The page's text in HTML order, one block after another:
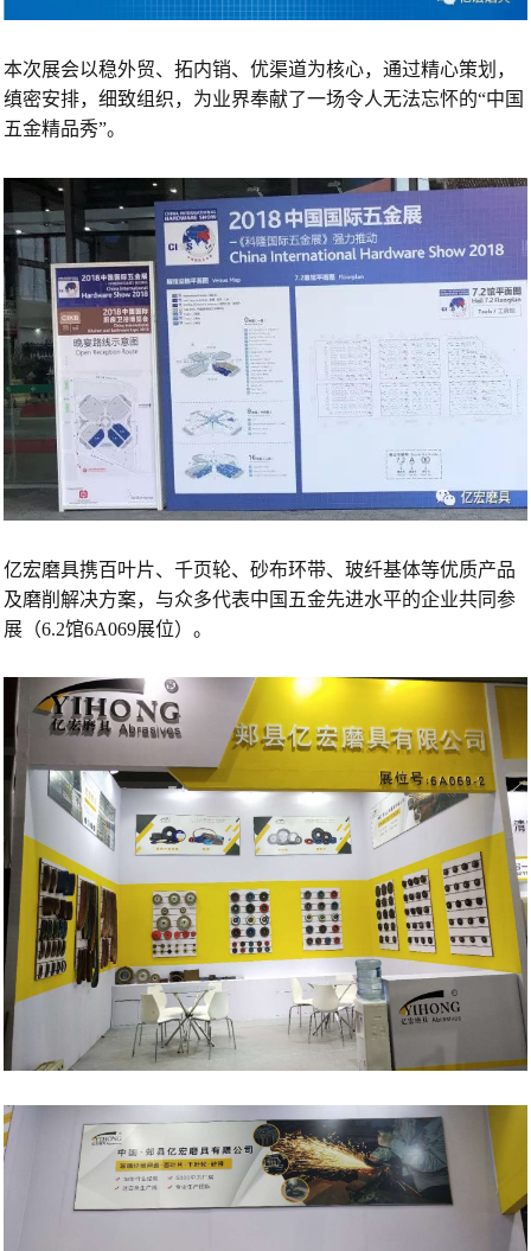
本次展会以稳外贸、拓内销、优渠道为核心，通过精心策划，
缜密安排，细致组织，为业界奉献了一场令人无法忘怀的“中国
五金精品秀”。
亿宏磨具携百叶片、千页轮、砂布环带、玻纤基体等优质产品
及磨削解决方案，与众多代表中国五金先进水平的企业共同参
展（6.2馆6A069展位）。